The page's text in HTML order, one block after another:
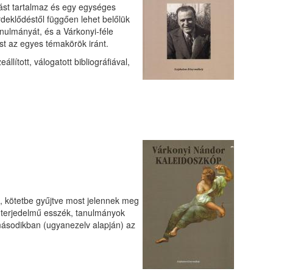
tartalmaz és egy egységes
függően lehet belőlük
és a Várkonyi-féle
az egyes témakörök iránt.
válogatott bibliográfiával,
gyűjtve most jelennek meg
esszék, tanulmányok
(ugyanezelv alapján) az